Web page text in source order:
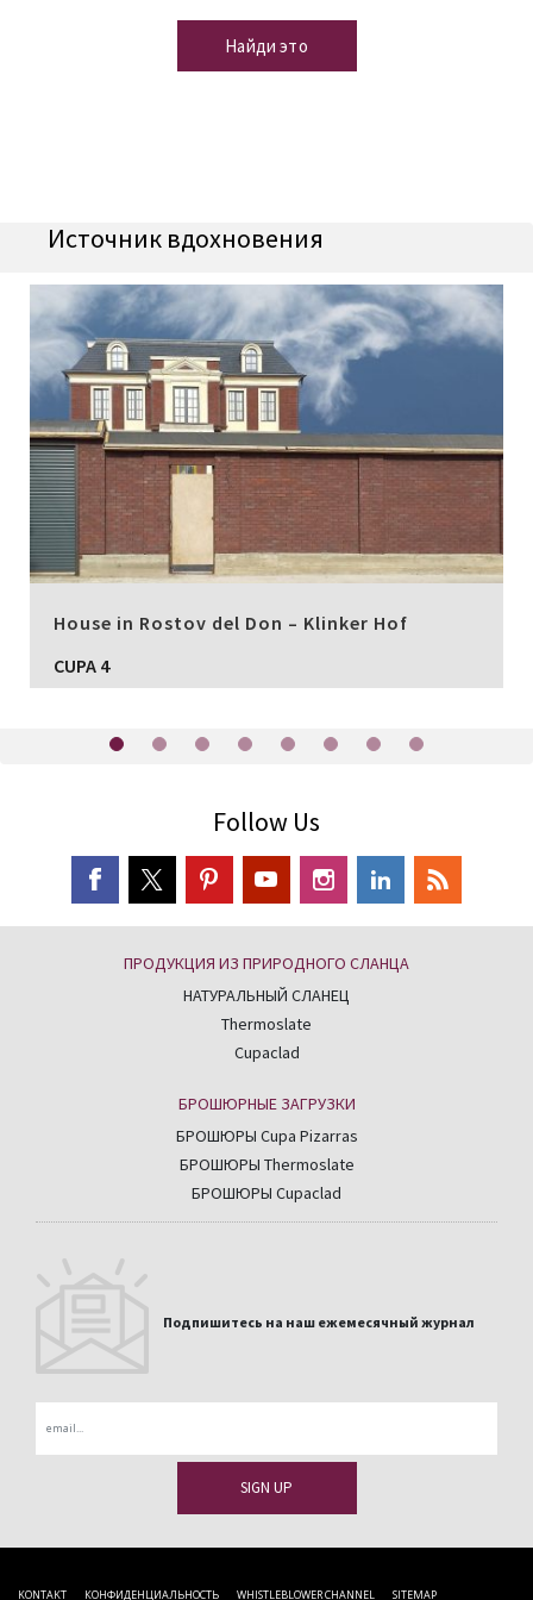
Найди это
Источник вдохновения
House in Rostov del Don – Klinker Hof
CUPA 4
Follow Us
ПРОДУКЦИЯ ИЗ ПРИРОДНОГО СЛАНЦА
НАТУРАЛЬНЫЙ СЛАНЕЦ
Thermoslate
Cupaclad
БРОШЮРНЫЕ ЗАГРУЗКИ
БРОШЮРЫ Cupa Pizarras
БРОШЮРЫ Thermoslate
БРОШЮРЫ Cupaclad
Подпишитесь на наш ежемесячный журнал
KONTAKT КОНФИДЕНЦИАЛЬНОСТЬ WHISTLEBLOWER CHANNEL SITEMAP